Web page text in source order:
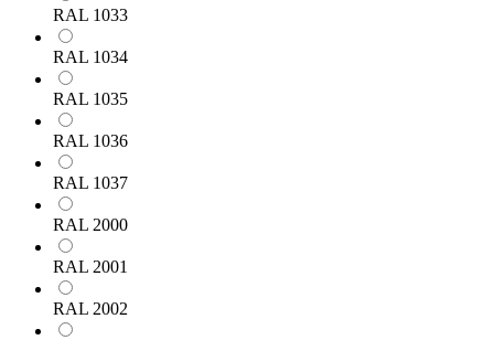
RAL 1033
RAL 1034
RAL 1035
RAL 1036
RAL 1037
RAL 2000
RAL 2001
RAL 2002